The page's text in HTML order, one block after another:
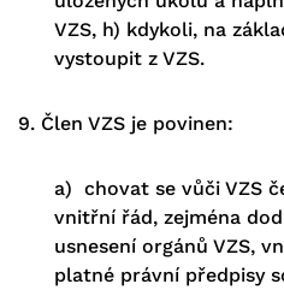
VZS, h) kdykoli, na
vystoupit z VZS.
9. Člen VZS je povinen:
a) chovat se vůči VZS
vnitřní řád, zejména
usnesení orgánů VZS,
platné právní předpisy